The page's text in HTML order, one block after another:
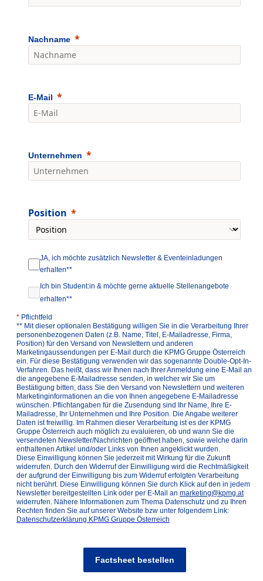
Nachname
E-Mail
Unternehmen
Position
JA, ich möchte zusätzlich Newsletter & Eventeinladungen
erhalten**
Ich bin Student:in & möchte gerne aktuelle Stellenangebote
erhalten**
* Pflichtfeld
** Mit dieser optionalen Bestätigung willigen Sie in die Verarbeitung Ihrer
personenbezogenen Daten (z.B. Name, Titel, E-Mailadresse, Firma,
Position) für den Versand von Newslettern und anderen
Marketingaussendungen per E-Mail durch die KPMG Gruppe Österreich
ein. Für diese Bestätigung verwenden wir das sogenannte Double-Opt-In-
Verfahren. Das heißt, dass wir Ihnen nach Ihrer Anmeldung eine E-Mail an
die angegebene E-Mailadresse senden, in welcher wir Sie um
Bestätigung bitten, dass Sie den Versand von Newslettern und weiteren
Marketinginformationen an die von Ihnen angegebene E-Mailadresse
wünschen. Pflichtangaben für die Zusendung sind Ihr Name, Ihre E-
Mailadresse, Ihr Unternehmen und Ihre Position. Die Angabe weiterer
Daten ist freiwillig. Im Rahmen dieser Verarbeitung ist es der KPMG
Gruppe Österreich auch möglich zu evaluieren, ob und wann Sie die
versendeten Newsletter/Nachrichten geöffnet haben, sowie welche darin
enthaltenen Artikel und/oder Links von Ihnen angeklickt wurden.
Diese Einwilligung können Sie jederzeit mit Wirkung für die Zukunft
widerrufen. Durch den Widerruf der Einwilligung wird die Rechtmäßigkeit
der aufgrund der Einwilligung bis zum Widerruf erfolgten Verarbeitung
nicht berührt. Diese Einwilligung können Sie durch Klick auf den in jedem
Newsletter bereitgestellten Link oder per E-Mail an marketing@kpmg.at
widerrufen. Nähere Informationen zum Thema Datenschutz und zu Ihren
Rechten finden Sie auf unserer Website bzw unter folgendem Link:
Datenschutzerklärung KPMG Gruppe Österreich
Factsheet bestellen